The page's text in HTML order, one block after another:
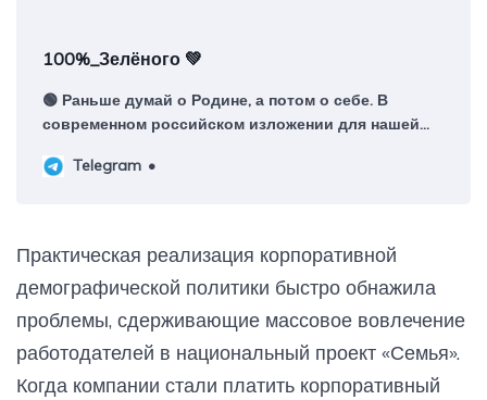
100%_Зелёного 💚
🟢 Раньше думай о Родине, а потом о себе. В
современном российском изложении для нашей
собственников, но и про акционеров.
политических ветров будет происходить все
жестче. А вы по-прежнему их выстраиваете в
олдскульной иерархии? На GRI надейся, но сам
все-таки не плошай. В парадигме ответственности,
будут вести себя еще проактивнее, а вопросы,
зачем бизнесу российские метрики, по которым
Telegram
Практическая реализация корпоративной
демографической политики быстро обнажила
проблемы, сдерживающие массовое вовлечение
работодателей в национальный проект «Семья».
Когда компании стали платить корпоративный